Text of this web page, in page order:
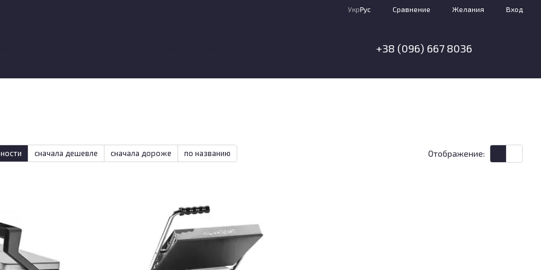
УкрРус Сравнение Желания Вход
+38 (096) 667 8036
сначала дешевле сначала дороже по названию Отображение: